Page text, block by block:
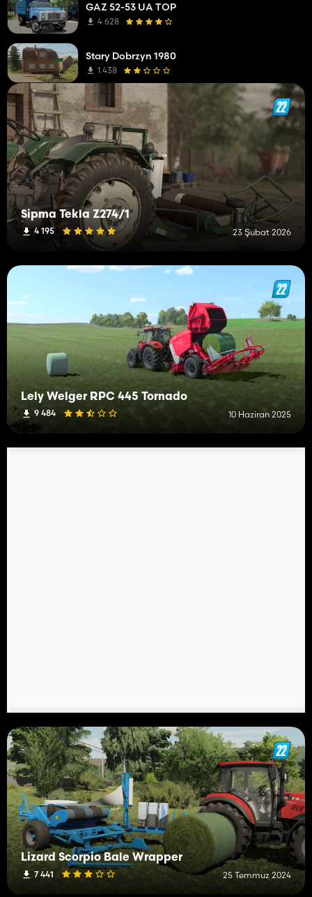
Sipma Tekla Z274/1
4 195 23 Şubat 2026
Lely Welger RPC 445 Tornado
9 484 10 Haziran 2025
Lizard Scorpio Bale Wrapper
7 441 25 Temmuz 2024
GAZ 52-53 UA TOP
4 628
Stary Dobrzyn 1980
1 438